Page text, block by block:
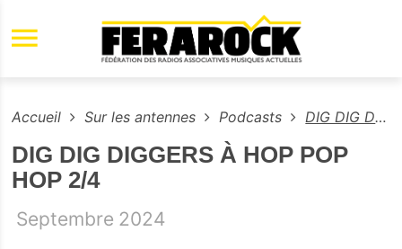
Aller au contenu principal
Accueil Sur les antennes Podcasts DIG DIG DIGGERS À HOP POP HOP 2/4
DIG DIG DIGGERS À HOP POP
HOP 2/4
Septembre 2024